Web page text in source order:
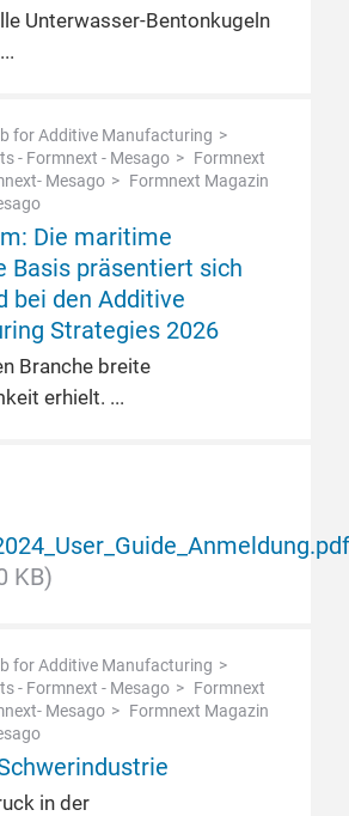
Unterwasser-Bentonkugeln
for Additive Manufacturing
- Formnext - Mesago
Formnext
Mesago
Formnext Magazin
Die maritime
Basis präsentiert sich
bei den Additive
Strategies 2026
Branche breite
erhielt.
KB)
for Additive Manufacturing
- Formnext - Mesago
Formnext
Mesago
Formnext Magazin
in der